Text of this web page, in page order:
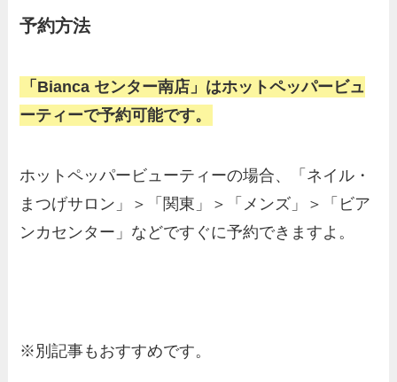
予約方法
「Bianca センター南店」はホットペッパービュ
ーティーで予約可能です。
ホットペッパービューティーの場合、「ネイル・
まつげサロン」＞「関東」＞「メンズ」＞「ビア
ンカセンター」などですぐに予約できますよ。
※別記事もおすすめです。